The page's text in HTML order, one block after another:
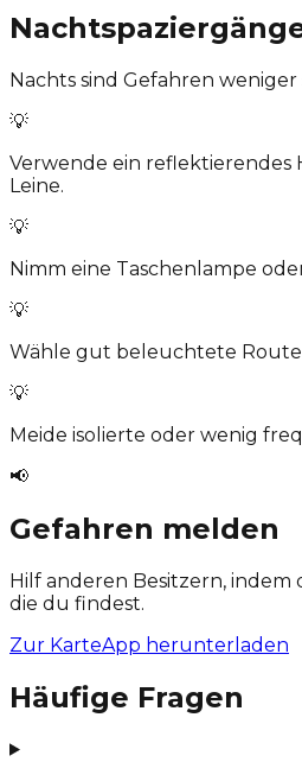
Nachts sind Gefahren weniger
💡
Verwende ein reflektierendes
Leine.
💡
Nimm eine Taschenlampe
💡
Wähle gut beleuchtete
💡
Meide isolierte oder wenig
📢
Gefahren melden
Hilf anderen Besitzern, indem
die du findest.
Zur KarteApp herunterladen
Häufige Fragen